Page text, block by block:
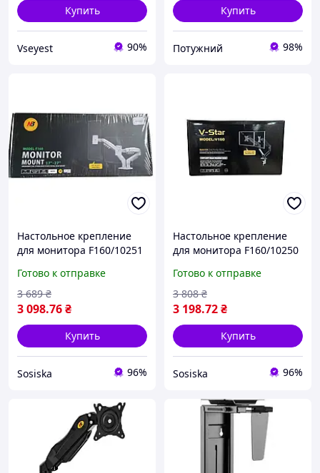
Купить
Vseyest 90%
Купить
Потужний 98%
Настольное крепление
для монитора F160/10251
экранов 17 27 дюймов,
поворотное и наклонное
для рабочего стола
Готово к отправке
3 098.76₴
3 689 ₴
Купить
Sosiska 96%
Настольное крепление
для монитора F160/10250
кронштейном для
экранов 17 27 дюймов,
поворот и регулировка
высоты
Готово к отправке
3 198.72₴
3 808 ₴
Купить
Sosiska 96%